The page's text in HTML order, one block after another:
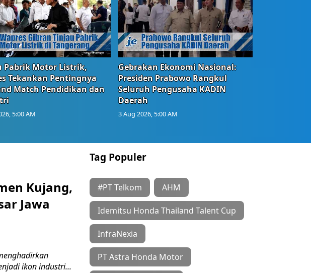
Pabrik Motor Listrik,
Tekankan Pentingnya
Match Pendidikan dan
5:00 AM
Gebrakan Ekonomi Nasional:
Presiden Prabowo Rangkul
Seluruh Pengusaha KADIN
Daerah
3 Aug 2026, 5:00 AM
Kujang,
Jawa
ikon industri...
Tag Populer
#PT Telkom AHM
Idemitsu Honda Thailand Talent Cup
InfraNexia
PT Astra Honda Motor